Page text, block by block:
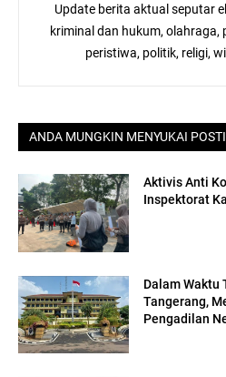
Update berita aktual seputar
kriminal dan hukum, olahraga,
peristiwa, politik, religi,
ANDA MUNGKIN MENYUKAI
Aktivis Anti
Inspektorat
Dalam Waktu
Tangerang,
Pengadilan